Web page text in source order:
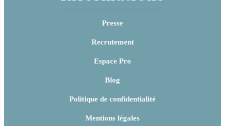
Presse
Recrutement
Espace Pro
Blog
Politique de confidentialité
Mentions légales